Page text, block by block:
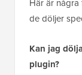
Här är
de döljer
Kan jag
plugin?